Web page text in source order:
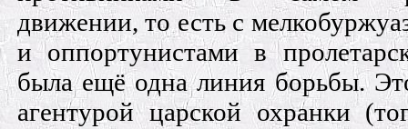
движении, то есть с
и оппортунистами в
была ещё одна линия борьбы.
агентурой царской охранки